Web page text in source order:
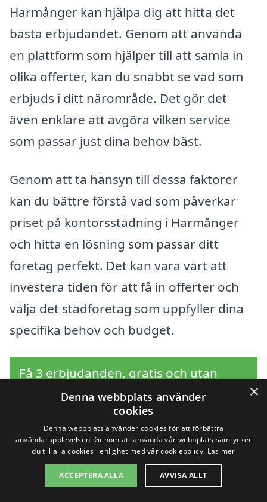
Harmånger kan hjälpa dig att hitta det
bästa erbjudandet. Genom att använda
en plattform som hjälper till att samla in
olika offerter, kan du snabbt se vad som
erbjuds i ditt närområde. Det gör det
även enklare att avgöra vilken service
som passar just dina behov bäst.
Genom att ta hänsyn till dessa faktorer
kan du bättre förstå vad som påverkar
priset på kontorsstädning i Harmånger
och hitta en lösning som passar ditt
företag perfekt. Det kan vara värt att
investera tiden för att få in offerter och
välja det städföretag som uppfyller dina
specifika behov och budget.
Få 3 erbjudanden, gratis och utan
förpliktelser
Sök efter en
professionell för
×
Denna webbplats använder
cookies
Denna webbplats använder cookies för att förbättra
användarupplevelsen. Genom att använda vår webbplats samtycker
du till alla cookies i enlighet med vår cookiepolicy. Läs mer
ACCEPTERA ALLA AVVISA ALLT